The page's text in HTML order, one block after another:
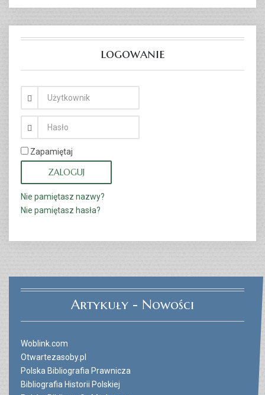
logowanie
Zapamiętaj
ZALOGUJ
Nie pamiętasz nazwy?
Nie pamiętasz hasła?
Artykuły - Nowości
Woblink.com
Otwartezasoby.pl
Polska Bibliografia Prawnicza
Bibliografia Historii Polskiej